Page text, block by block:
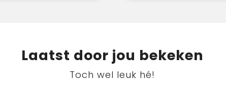
Laatst door jou bekeken
Toch wel leuk hé!